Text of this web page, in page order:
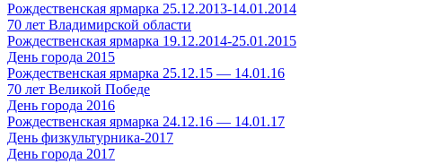
Рождественская ярмарка 25.12.2013-14.01.2014
70 лет Владимирской области
Рождественская ярмарка 19.12.2014-25.01.2015
День города 2015
Рождественская ярмарка 25.12.15 — 14.01.16
70 лет Великой Победе
День города 2016
Рождественская ярмарка 24.12.16 — 14.01.17
День физкультурника-2017
День города 2017